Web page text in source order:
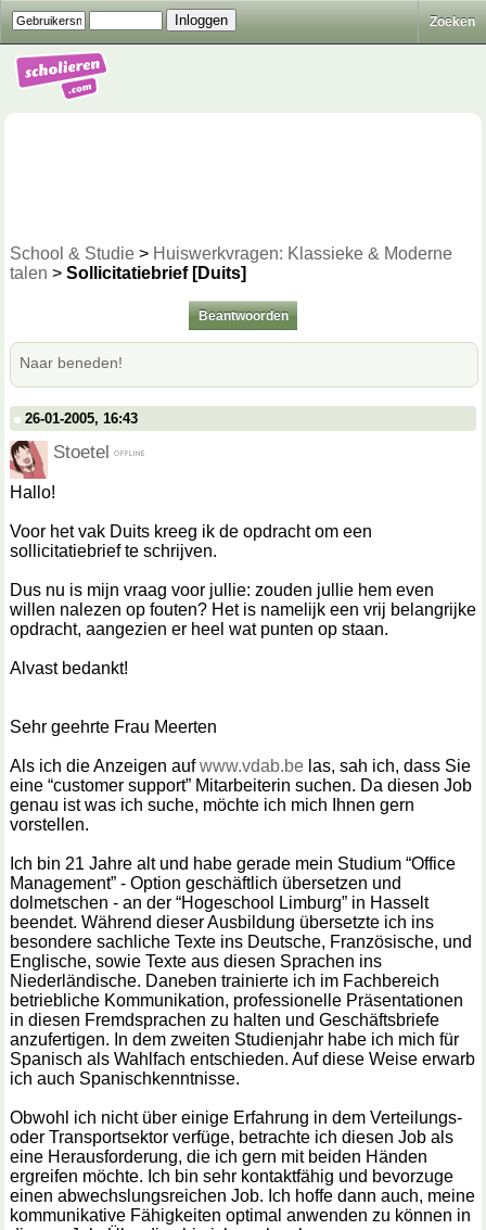
Zoeken
School & Studie > Huiswerkvragen: Klassieke & Moderne
talen > Sollicitatiebrief [Duits]
Beantwoorden
Naar beneden!
26-01-2005, 16:43
Stoetel
Hallo!
Voor het vak Duits kreeg ik de opdracht om een
sollicitatiebrief te schrijven.
Dus nu is mijn vraag voor jullie: zouden jullie hem even
willen nalezen op fouten? Het is namelijk een vrij belangrijke
opdracht, aangezien er heel wat punten op staan.
Alvast bedankt!
Sehr geehrte Frau Meerten
Als ich die Anzeigen aufwww.vdab.be las, sah ich, dass Sie
eine “customer support” Mitarbeiterin suchen. Da diesen Job
genau ist was ich suche, möchte ich mich Ihnen gern
vorstellen.
Ich bin 21 Jahre alt und habe gerade mein Studium “Office
Management” - Option geschäftlich übersetzen und
dolmetschen - an der “Hogeschool Limburg” in Hasselt
beendet. Während dieser Ausbildung übersetzte ich ins
besondere sachliche Texte ins Deutsche, Französische, und
Englische, sowie Texte aus diesen Sprachen ins
Niederländische. Daneben trainierte ich im Fachbereich
betriebliche Kommunikation, professionelle Präsentationen
in diesen Fremdsprachen zu halten und Geschäftsbriefe
anzufertigen. In dem zweiten Studienjahr habe ich mich für
Spanisch als Wahlfach entschieden. Auf diese Weise erwarb
ich auch Spanischkenntnisse.
Obwohl ich nicht über einige Erfahrung in dem Verteilungs-
oder Transportsektor verfüge, betrachte ich diesen Job als
eine Herausforderung, die ich gern mit beiden Händen
ergreifen möchte. Ich bin sehr kontaktfähig und bevorzuge
einen abwechslungsreichen Job. Ich hoffe dann auch, meine
kommunikative Fähigkeiten optimal anwenden zu können in